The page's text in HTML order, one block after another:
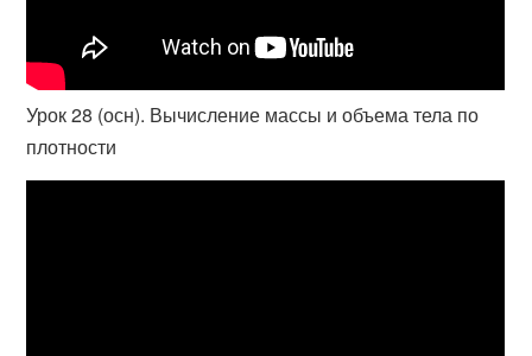
Урок 28 (осн). Вычисление массы и объема тела по
плотности